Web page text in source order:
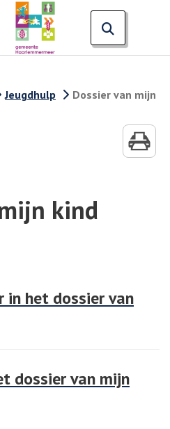
Jeugdhulp
Dossier van mijn
kind
het dossier van
dossier van mijn